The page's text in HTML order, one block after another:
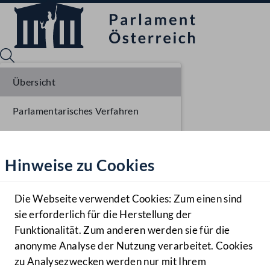
Hilfe
Benutzer
Navigationsmenü öffnen
MENÜ
Hinweise zu Cookies
Die Webseite verwendet Cookies: Zum einen sind
sie erforderlich für die Herstellung der
Funktionalität. Zum anderen werden sie für die
anonyme Analyse der Nutzung verarbeitet. Cookies
zu Analysezwecken werden nur mit Ihrem
Übersicht
Parlamentarisches Verfahren